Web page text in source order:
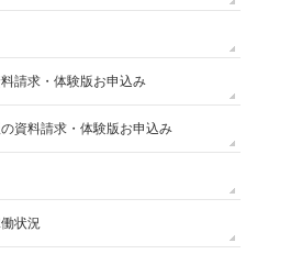
請求・体験版お申込み
資料請求・体験版お申込み
状況